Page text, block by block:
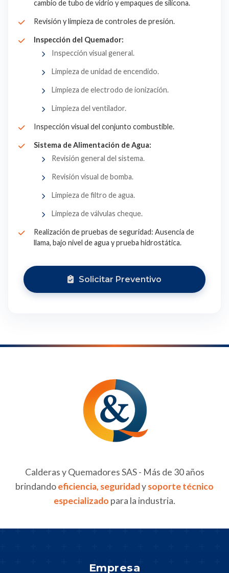
cambio de tubo de vidrio y empaques de silicona.
Revisión y limpieza de controles de presión.
Inspección del Quemador:
Inspección visual general.
Limpieza de unidad de encendido.
Limpieza de electrodo de ionización.
Limpieza del ventilador.
Inspección visual del conjunto combustible.
Sistema de Alimentación de Agua:
Revisión general del sistema.
Revisión visual de bomba.
Limpieza de filtro de agua.
Limpieza de válvulas cheque.
Realización de pruebas de seguridad: Ausencia de
llama, bajo nivel de agua y prueba hidrostática.
Solicitar Preventivo
Calderas y Quemadores SAS - Más de 30 años
brindandoeficiencia, seguridadysoporte técnico
especializado para la industria.
Empresa